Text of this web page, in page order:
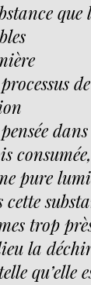
consumée,
pure
cette
trop
la
qu’elle